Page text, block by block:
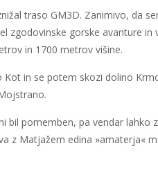
traso GM3D. Zanimivo, da
zgodovinske gorske avanture in
in 1700 metrov višine.
in se potem skozi dolino
bil pomemben, pa vendar lahko
z Matjažem edina »amaterja«